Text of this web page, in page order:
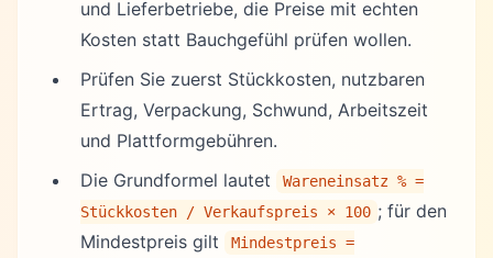
und Lieferbetriebe, die Preise mit echten
Kosten statt Bauchgefühl prüfen wollen.
Prüfen Sie zuerst Stückkosten, nutzbaren
Ertrag, Verpackung, Schwund, Arbeitszeit
und Plattformgebühren.
Die Grundformel lautet
Wareneinsatz % =
Stückkosten / Verkaufspreis × 100 ; für den
Mindestpreis gilt
Mindestpreis =